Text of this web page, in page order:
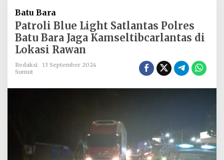
Satlantas
Polres
Batu
Batu Bara
Patroli Blue Light Satlantas Polres
Batu Bara Jaga Kamseltibcarlantas di
Lokasi Rawan
Redaksi
13 September 2024
Sumut